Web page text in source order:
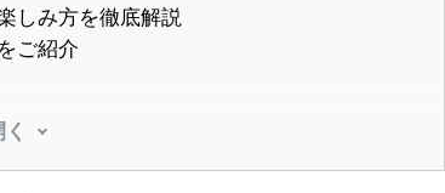
しみ方を徹底解説
ご紹介